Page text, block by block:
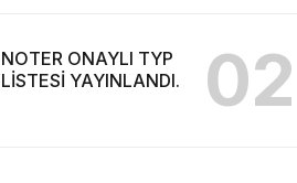
NOTER ONAYLI TYP
LİSTESİ YAYINLANDI.
02